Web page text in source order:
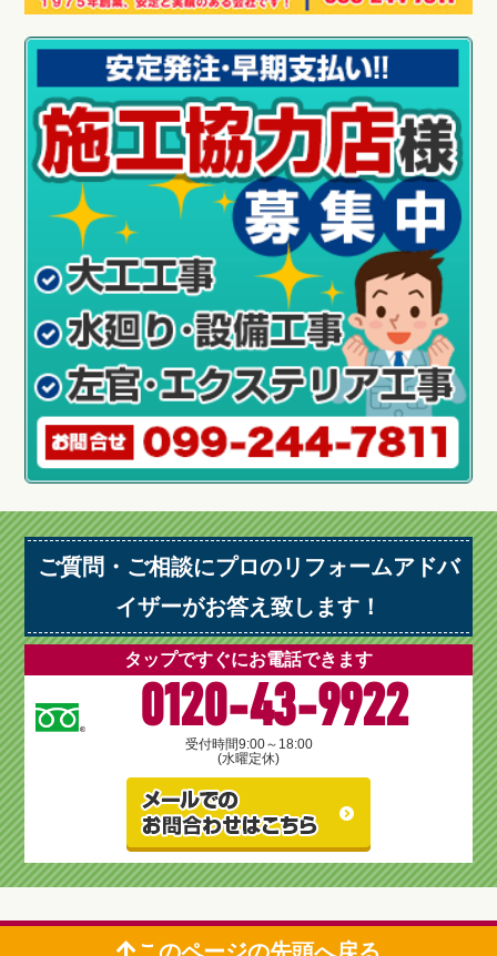
ご質問・ご相談にプロのリフォームアドバ
イザーがお答え致します！
タップですぐにお電話できます
0120-43-9922
受付時間9:00～18:00
(水曜定休)